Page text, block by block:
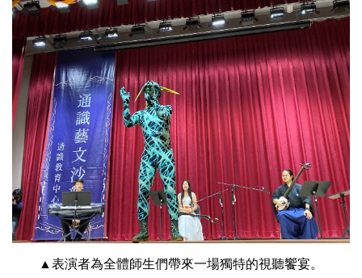
▲表演者為全體師生們帶來一場獨特的視聽饗宴。